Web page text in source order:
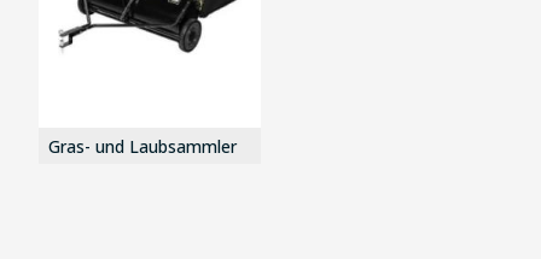
Gras- und Laubsammler